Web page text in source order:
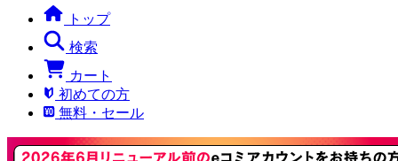
トップ
検索
カート
初めての方
無料・セール